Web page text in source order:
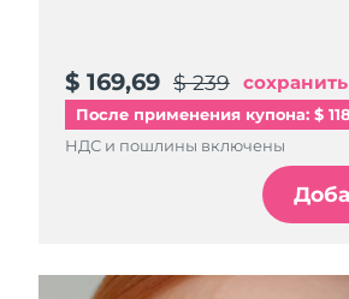
$ 169,69 $ 239 сохранить
После применения купона: $
НДС и пошлины включены
Словакия